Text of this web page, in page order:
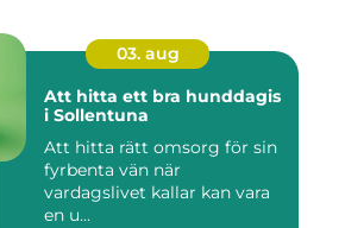
03. aug
Att hitta ett bra hunddagis
i Sollentuna
Att hitta rätt omsorg för sin
fyrbenta vän när
vardagslivet kallar kan vara
en u...